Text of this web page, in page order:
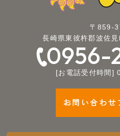
〒859-
長崎県東彼杵郡波佐
0956-
[お電話受付時間]
お問い合わせ